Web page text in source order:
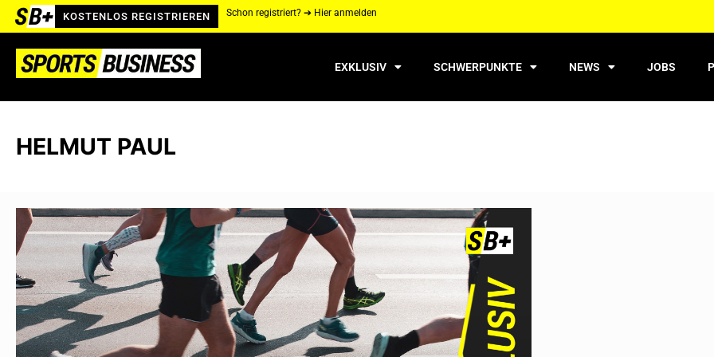
KOSTENLOS REGISTRIEREN Schon registriert? ➔ Hier anmelden
EXKLUSIV SCHWERPUNKTE NEWS JOBS
HELMUT PAUL